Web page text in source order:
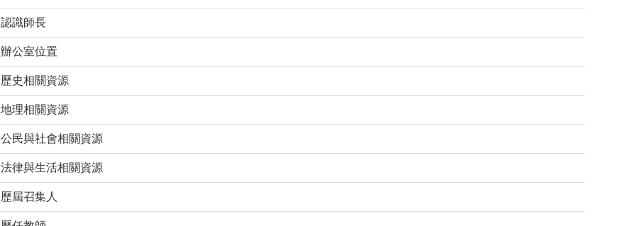
認識師長
辦公室位置
歷史相關資源
地理相關資源
公民與社會相關資源
法律與生活相關資源
歷屆召集人